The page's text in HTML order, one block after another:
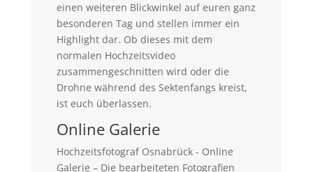
einen weiteren Blickwinkel auf euren ganz
besonderen Tag und stellen immer ein
Highlight dar. Ob dieses mit dem
normalen Hochzeitsvideo
zusammengeschnitten wird oder die
Drohne während des Sektenfangs kreist,
ist euch überlassen.
Online Galerie
Hochzeitsfotograf Osnabrück - Online
Galerie – Die bearbeiteten Fotografien